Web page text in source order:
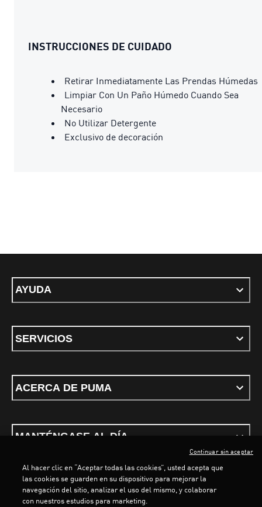
INSTRUCCIONES DE CUIDADO
Retirar Inmediatamente Las Prendas Húmedas
Limpiar Con Un Paño Húmedo Cuando Sea
Necesario
No Utilizar Detergente
Exclusivo de decoración
AYUDA
SERVICIOS
ACERCA DE PUMA
MANTÉNGASE AL DÍA
Términos y CondicionesPolítica de privacidad
Al hacer clic en “Aceptar todas las cookies”, usted acepta que
las cookies se guarden en su dispositivo para mejorar la
navegación del sitio, analizar el uso del mismo, y colaborar
con nuestros estudios para marketing.
Continuar sin aceptar